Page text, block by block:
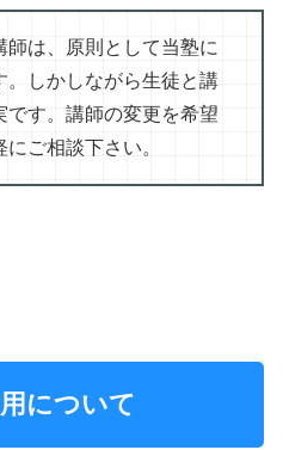
は、原則として当塾に
。しかしながら生徒と講
です。講師の変更を希望
ご相談下さい。
について